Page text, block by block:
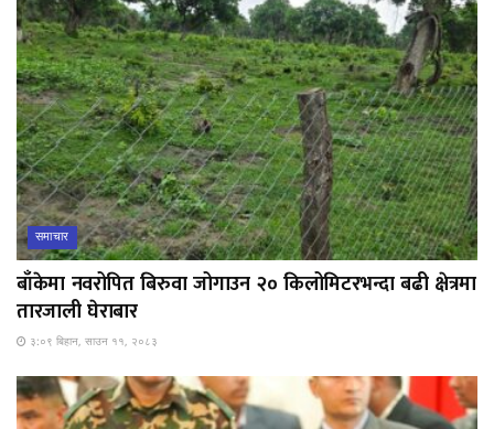
समाचार
बाँकेमा नवरोपित बिरुवा जोगाउन २० किलोमिटरभन्दा बढी क्षेत्रमा
तारजाली घेराबार
३:०९ बिहान, साउन ११, २०८३